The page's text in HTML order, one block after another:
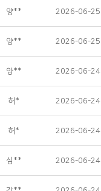
양** 2026-06-25
양** 2026-06-25
양** 2026-06-24
허* 2026-06-24
허* 2026-06-24
심** 2026-06-24